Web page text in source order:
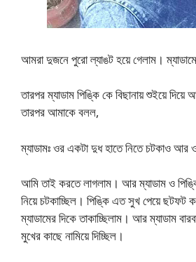
আমরা দুজনে পুরো ল্যাঙট হয়ে গেলাম।
তারপর ম্যাডাম পিঙ্কি কে বিছানায় শুইয়ে
তারপর আমাকে বলল,
ম্যাডামঃ ওর একটা দুধ হাতে নিতে চটকাও
আমি তাই করতে লাগলাম। আর ম্যাডাম ও
নিয়ে চটকাচ্ছিল। পিঙ্কি এত সুখ পেয়ে ছটফট
ম্যাডামের দিকে তাকাচ্ছিলাম। আর ম্যাডাম
মুখের কাছে নামিয়ে দিচ্ছিল।